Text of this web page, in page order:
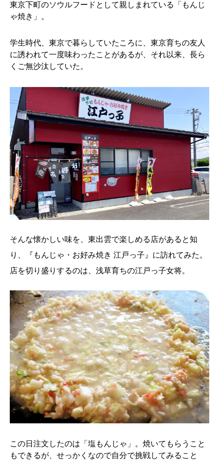
東京下町のソウルフードとして親しまれている「もんじ
ゃ焼き」。
学生時代、東京で暮らしていたころに、東京育ちの友人
に誘われて一度味わったことがあるが、それ以来、長ら
くご無沙汰していた。
そんな懐かしい味を、東出雲で楽しめる店があると知
り、『もんじゃ・お好み焼き 江戸っ子』に訪れてみた。
店を切り盛りするのは、浅草育ちの江戸っ子女将。
この日注文したのは「塩もんじゃ」。焼いてもらうこと
もできるが、せっかくなので自分で挑戦してみること